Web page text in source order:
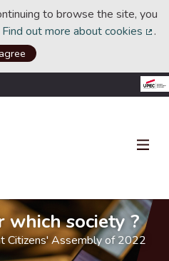
to browse the site, you
Find out more about cookies .
society ?
Citizens' Assembly of 2022